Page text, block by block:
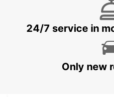
AUCKLAND
AUCKLAND - NEW ZEALAND
24/7 service in
Only new